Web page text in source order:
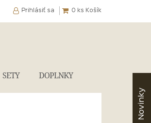
Prihlásiť sa 0 ks Košík
SETY DOPLNKY
Novinky